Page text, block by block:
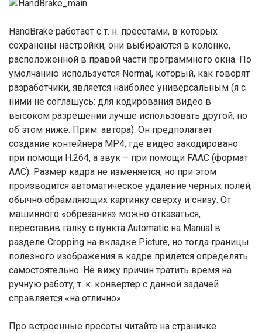
HandBrake работает с т. н. пресетами, в которых
сохранены настройки, они выбираются в колонке,
расположенной в правой части программного окна. По
умолчанию используется Normal, который, как говорят
разработчики, является наиболее универсальным (я с
ними не соглашусь: для кодирования видео в
высоком разрешении лучше использовать другой, но
об этом ниже. Прим. автора). Он предполагает
создание контейнера MP4, где видео закодировано
при помощи Н.264, а звук – при помощи FAAC (формат
ААС). Размер кадра не изменяется, но при этом
производится автоматическое удаление черных полей,
обычно обрамляющих картинку сверху и снизу. От
машинного «обрезания» можно отказаться,
переставив галку с пункта Automatic на Manual в
разделе Cropping на вкладке Picture, но тогда границы
полезного изображения в кадре придется определять
самостоятельно. Не вижу причин тратить время на
ручную работу, т. к. конвертер с данной задачей
справляется «на отлично».
Про встроенные пресеты читайте на страничке